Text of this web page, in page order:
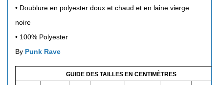
• Doublure en polyester doux et chaud et en laine vierge
noire
• 100% Polyester
By Punk Rave
GUIDE DES TAILLES EN CENTIMÈTRES